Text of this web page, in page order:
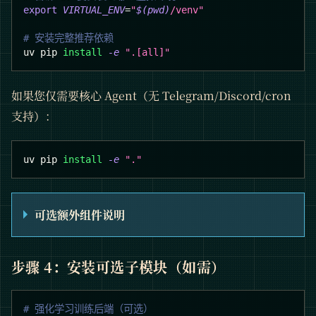
export
VIRTUAL_ENV="$(pwd)/venv"
# 安装完整推荐依赖
uv pip install -e ".[all]"
如果您仅需要核心 Agent（无 Telegram/Discord/cron
支持）：
uv pip install -e "."
可选额外组件说明
步骤 4：安装可选子模块（如需）
# 强化学习训练后端（可选）